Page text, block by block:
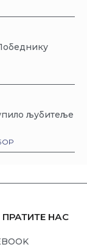
љубитеље
ПРАТИТЕ НАС